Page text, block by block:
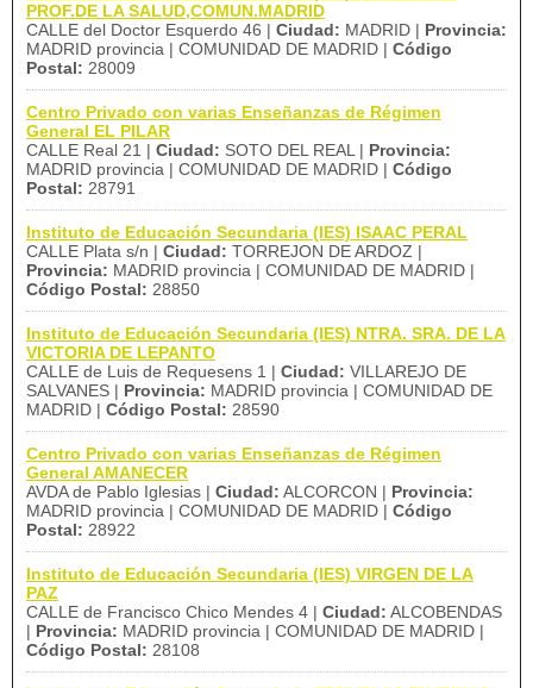
PROF.DE LA SALUD,COMUN.MADRID
CALLE del Doctor Esquerdo 46 | Ciudad: MADRID | Provincia:
MADRID provincia | COMUNIDAD DE MADRID | Código
Postal: 28009
Centro Privado con varias Enseñanzas de Régimen
General EL PILAR
CALLE Real 21 | Ciudad: SOTO DEL REAL | Provincia:
MADRID provincia | COMUNIDAD DE MADRID | Código
Postal: 28791
Instituto de Educación Secundaria (IES) ISAAC PERAL
CALLE Plata s/n | Ciudad: TORREJON DE ARDOZ |
Provincia: MADRID provincia | COMUNIDAD DE MADRID |
Código Postal: 28850
Instituto de Educación Secundaria (IES) NTRA. SRA. DE LA
VICTORIA DE LEPANTO
CALLE de Luis de Requesens 1 | Ciudad: VILLAREJO DE
SALVANES | Provincia: MADRID provincia | COMUNIDAD DE
MADRID | Código Postal: 28590
Centro Privado con varias Enseñanzas de Régimen
General AMANECER
AVDA de Pablo Iglesias | Ciudad: ALCORCON | Provincia:
MADRID provincia | COMUNIDAD DE MADRID | Código
Postal: 28922
Instituto de Educación Secundaria (IES) VIRGEN DE LA
PAZ
CALLE de Francisco Chico Mendes 4 | Ciudad: ALCOBENDAS
| Provincia: MADRID provincia | COMUNIDAD DE MADRID |
Código Postal: 28108